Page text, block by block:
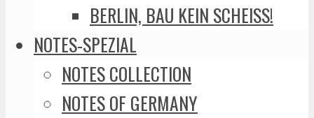
BERLIN, BAU KEIN SCHEISS!
NOTES-SPEZIAL
NOTES COLLECTION
NOTES OF GERMANY